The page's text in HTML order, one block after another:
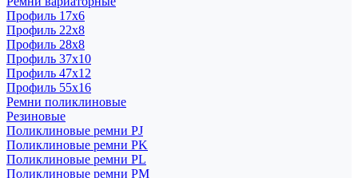
Профиль 17x6
Профиль 22x8
Профиль 28x8
Профиль 37x10
Профиль 47x12
Профиль 55x16
Ремни поликлиновые
Резиновые
Поликлиновые ремни PJ
Поликлиновые ремни PK
Поликлиновые ремни PL
Поликлиновые ремни PM